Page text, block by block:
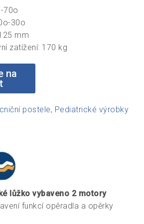
70o
30o
mm
zatížení: 170 kg
postele, Pediatrické výrobky
lůžko vybaveno 2 motory
funkcí opěradla a opěrky